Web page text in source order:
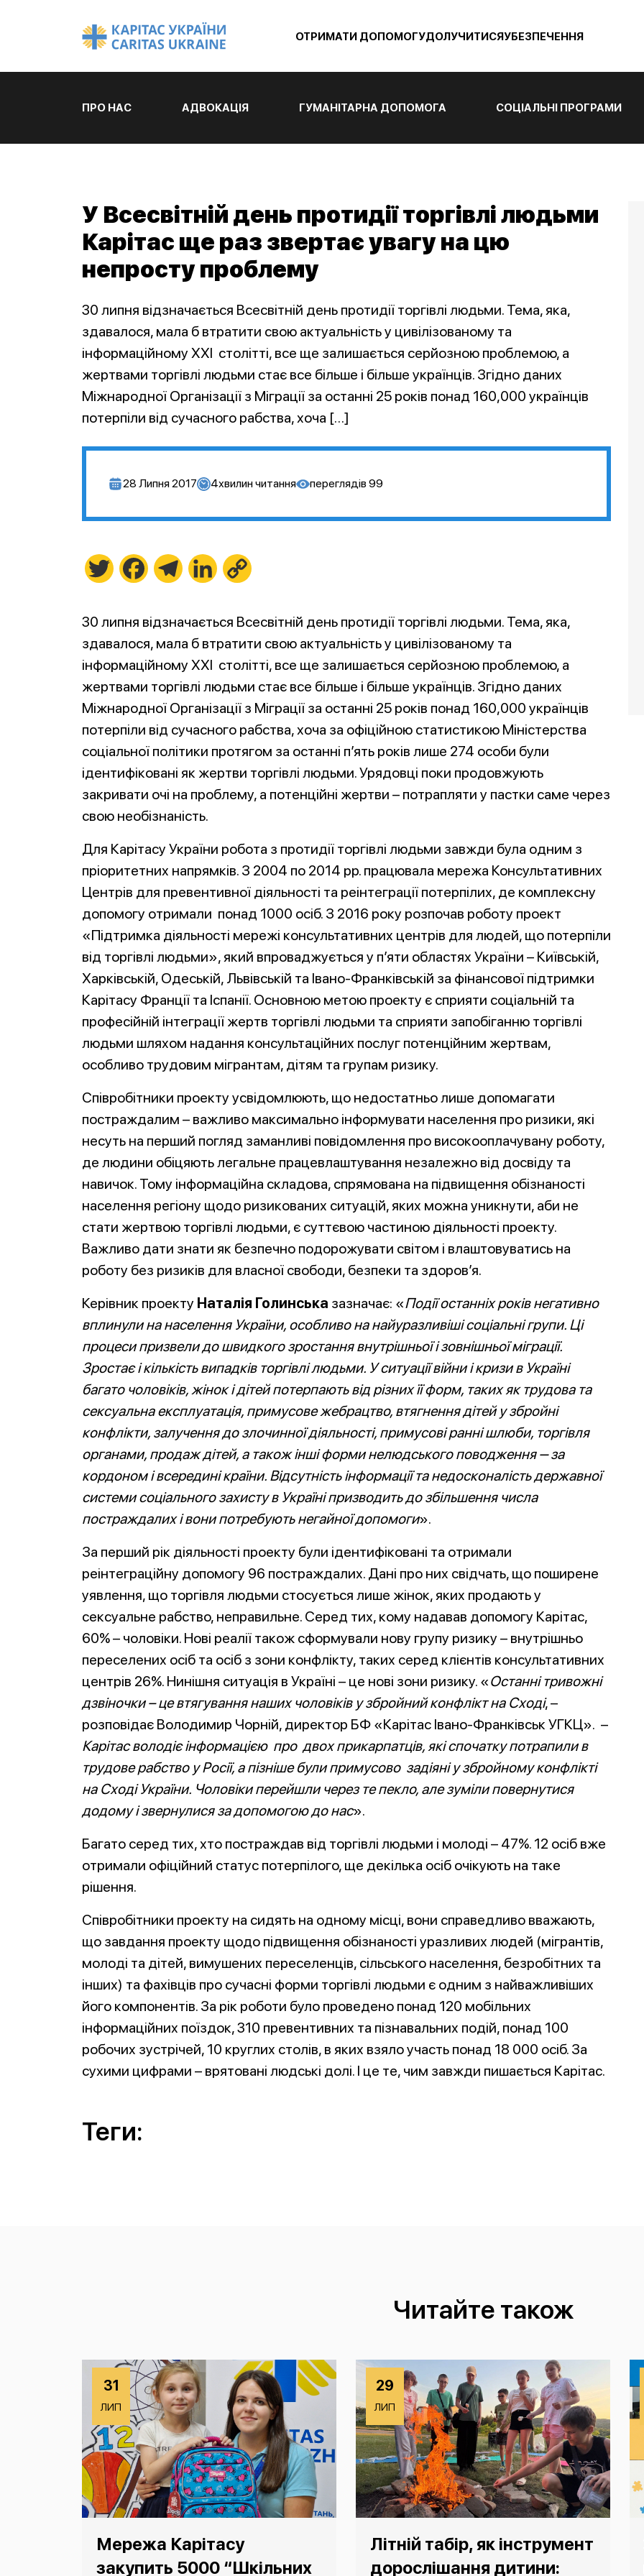
ОТРИМАТИ ДОПОМОГУДОЛУЧИТИСЯУБЕЗПЕЧЕННЯ
ПРО НАС АДВОКАЦІЯ ГУМАНІТАРНА ДОПОМОГА СОЦІАЛЬНІ ПРОГРАМИ
У Всесвітній день протидії торгівлі людьми
Карітас ще раз звертає увагу на цю
непросту проблему
30 липня відзначається Всесвітній день протидії торгівлі людьми. Тема, яка,
здавалося, мала б втратити свою актуальність у цивілізованому та
інформаційному XXI столітті, все ще залишається серйозною проблемою, а
жертвами торгівлі людьми стає все більше і більше українців. Згідно даних
Міжнародної Організації з Міграції за останні 25 років понад 160,000 українців
потерпіли від сучасного рабства, хоча […]
28 Липня 2017 4хвилин читання переглядів 99
Twitter FacebookTelegramLinkedIn
30 липня відзначається Всесвітній день протидії торгівлі людьми. Тема, яка,
здавалося, мала б втратити свою актуальність у цивілізованому та
інформаційному XXI столітті, все ще залишається серйозною проблемою, а
жертвами торгівлі людьми стає все більше і більше українців. Згідно даних
Міжнародної Організації з Міграції за останні 25 років понад 160,000 українців
потерпіли від сучасного рабства, хоча за офіційною статистикою Міністерства
соціальної політики протягом за останні п’ять років лише 274 особи були
ідентифіковані як жертви торгівлі людьми. Урядовці поки продовжують
закривати очі на проблему, а потенційні жертви – потрапляти у пастки саме через
свою необізнаність.
Для Карітасу України робота з протидії торгівлі людьми завжди була одним з
пріоритетних напрямків. З 2004 по 2014 рр. працювала мережа Консультативних
Центрів для превентивної діяльності та реінтеграції потерпілих, де комплексну
допомогу отримали понад 1000 осіб. З 2016 року розпочав роботу проект
«Підтримка діяльності мережі консультативних центрів для людей, що потерпіли
від торгівлі людьми», який впроваджується у п’яти областях України – Київській,
Харківській, Одеській, Львівській та Івано-Франківській за фінансової підтримки
Карітасу Франції та Іспанії. Основною метою проекту є сприяти соціальній та
професійній інтеграції жертв торгівлі людьми та сприяти запобіганню торгівлі
людьми шляхом надання консультаційних послуг потенційним жертвам,
особливо трудовим мігрантам, дітям та групам ризику.
Співробітники проекту усвідомлюють, що недостатньо лише допомагати
постраждалим – важливо максимально інформувати населення про ризики, які
несуть на перший погляд заманливі повідомлення про високооплачувану роботу,
де людини обіцяють легальне працевлаштування незалежно від досвіду та
навичок. Тому інформаційна складова, спрямована на підвищення обізнаності
населення регіону щодо ризикованих ситуацій, яких можна уникнути, аби не
стати жертвою торгівлі людьми, є суттєвою частиною діяльності проекту.
Важливо дати знати як безпечно подорожувати світом і влаштовуватись на
роботу без ризиків для власної свободи, безпеки та здоров’я.
Керівник проекту Наталія Голинська зазначає: «Події останніх років негативно
вплинули на населення України, особливо на найуразливіші соціальні групи. Ці
процеси призвели до швидкого зростання внутрішньої і зовнішньої міграції.
Зростає і кількість випадків торгівлі людьми. У ситуації війни і кризи в Україні
багато чоловіків, жінок і дітей потерпають від різних її форм, таких як трудова та
сексуальна експлуатація, примусове жебрацтво, втягнення дітей у збройні
конфлікти, залучення до злочинної діяльності, примусові ранні шлюби, торгівля
органами, продаж дітей, а також інші форми нелюдського поводження ‒ за
кордоном і всередині країни. Відсутність інформації та недосконалість державної
системи соціального захисту в Україні призводить до збільшення числа
постраждалих і вони потребують негайної допомоги».
За перший рік діяльності проекту були ідентифіковані та отримали
реінтеграційну допомогу 96 постраждалих. Дані про них свідчать, що поширене
уявлення, що торгівля людьми стосується лише жінок, яких продають у
сексуальне рабство, неправильне. Серед тих, кому надавав допомогу Карітас,
60% – чоловіки. Нові реалії також сформували нову групу ризику – внутрішньо
переселених осіб та осіб з зони конфлікту, таких серед клієнтів консультативних
центрів 26%. Нинішня ситуація в Україні – це нові зони ризику. «Останні тривожні
дзвіночки – це втягування наших чоловіків у збройний конфлікт на Сході, –
розповідає Володимир Чорній, директор БФ «Карітас Івано-Франківськ УГКЦ». ­–
Карітас володіє інформацією про двох прикарпатців, які спочатку потрапили в
трудове рабство у Росії, а пізніше були примусово задіяні у збройному конфлікті
на Сході України. Чоловіки перейшли через те пекло, але зуміли повернутися
додому і звернулися за допомогою до нас».
Багато серед тих, хто постраждав від торгівлі людьми і молоді – 47%. 12 осіб вже
отримали офіційний статус потерпілого, ще декілька осіб очікують на таке
рішення.
Співробітники проекту на сидять на одному місці, вони справедливо вважають,
що завдання проекту щодо підвищення обізнаності уразливих людей (мігрантів,
молоді та дітей, вимушених переселенців, сільського населення, безробітних та
інших) та фахівців про сучасні форми торгівлі людьми є одним з найважливіших
його компонентів. За рік роботи було проведено понад 120 мобільних
інформаційних поїздок, 310 превентивних та пізнавальних подій, понад 100
робочих зустрічей, 10 круглих столів, в яких взяло участь понад 18 000 осіб. За
сухими цифрами – врятовані людські долі. І це те, чим завжди пишається Карітас.
Теги:
Читайте також
31
ЛИП
Мережа Карітасу
закупить 5000 “Шкільних
29
ЛИП
Літній табір, як інструмент
дорослішання дитини: